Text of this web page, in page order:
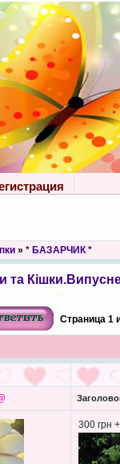
» * БАЗАРЧИК *
та
Страница 1
300 грн